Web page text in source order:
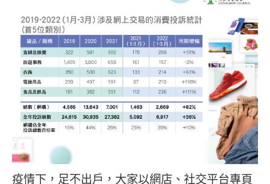
疫情下，足不出戶，大家以網店、社交平台專頁